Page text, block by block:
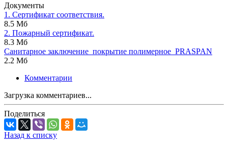
Документы
1. Сертификат соответствия.
8.5 Мб
2. Пожарный сертификат.
8.3 Мб
Санитарное заключение_покрытие полимерное_PRASPAN
2.2 Мб
Комментарии
Загрузка комментариев...
Поделиться
Назад к списку